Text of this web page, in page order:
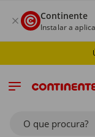
Continente
Instalar a
O que procura?